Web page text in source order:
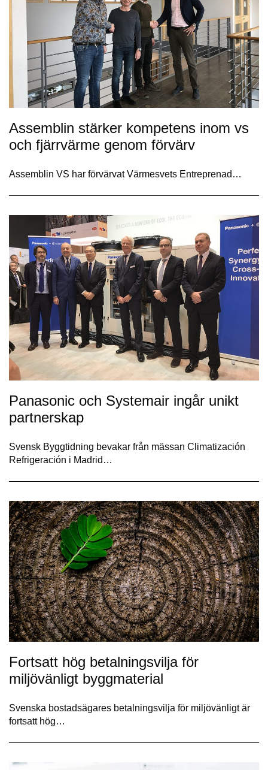
Assemblin stärker kompetens inom vs
och fjärrvärme genom förvärv
Assemblin VS har förvärvat Värmesvets Entreprenad…
Panasonic och Systemair ingår unikt
partnerskap
Svensk Byggtidning bevakar från mässan Climatización
Refrigeración i Madrid…
Fortsatt hög betalningsvilja för
miljövänligt byggmaterial
Svenska bostadsägares betalningsvilja för miljövänligt är
fortsatt hög…